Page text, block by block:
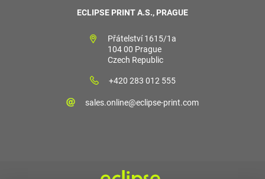
ECLIPSE PRINT A.S., PRAGUE
Přátelství 1615/1a
104 00 Prague
Czech Republic
+420 283 012 555
sales.online@eclipse-print.com